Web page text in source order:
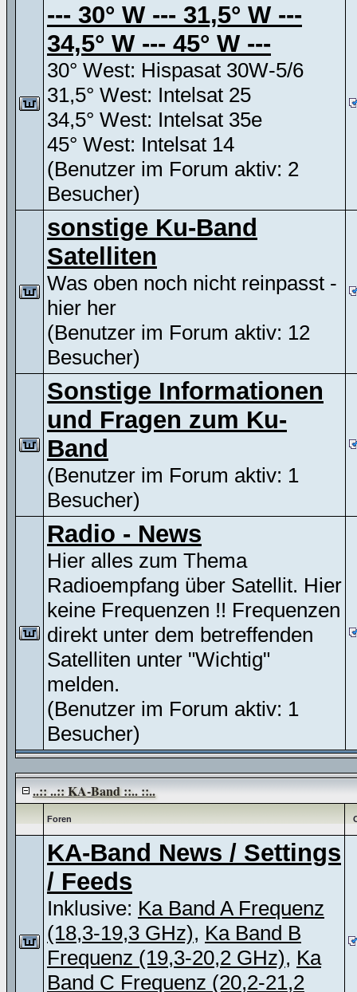
--- 30° W --- 31,5° W ---
34,5° W --- 45° W ---
30° West: Hispasat 30W-5/6
31,5° West: Intelsat 25
34,5° West: Intelsat 35e
45° West: Intelsat 14
(Benutzer im Forum aktiv: 2
Besucher)
sonstige Ku-Band
Satelliten
Was oben noch nicht reinpasst -
hier her
(Benutzer im Forum aktiv: 12
Besucher)
Sonstige Informationen
und Fragen zum Ku-
Band
(Benutzer im Forum aktiv: 1
Besucher)
Radio - News
Hier alles zum Thema
Radioempfang über Satellit. Hier
keine Frequenzen !! Frequenzen
direkt unter dem betreffenden
Satelliten unter "Wichtig"
melden.
(Benutzer im Forum aktiv: 1
Besucher)
..:: ..:: KA-Band ::.. ::..
Foren
KA-Band News / Settings
/ Feeds
Inklusive: Ka Band A Frequenz
(18,3-19,3 GHz), Ka Band B
Frequenz (19,3-20,2 GHz), Ka
Band C Frequenz (20,2-21,2